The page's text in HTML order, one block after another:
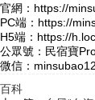
官網：https://
PC端：https://
H5端：https://
公眾號：民宿寶
微信：
百科